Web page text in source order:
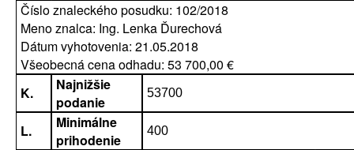
Číslo znaleckého posudku: 102/2018
Meno znalca: Ing. Lenka Ďurechová
Dátum vyhotovenia: 21.05.2018
Všeobecná cena odhadu: 53 700,00 €
K.
Najnižšie
podanie
53700
L.
Minimálne
prihodenie
400